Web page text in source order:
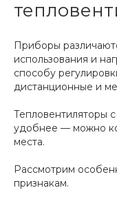
Приборы
использования и
способу
дистанционные и
Тепловентиляторы
удобнее — можно
места.
Рассмотрим
признакам.